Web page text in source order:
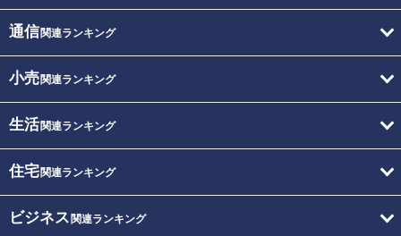
通信関連ランキング
小売関連ランキング
生活関連ランキング
住宅関連ランキング
ビジネス 関連ランキング